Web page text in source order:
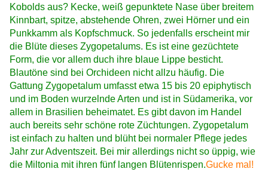
Kobolds aus? Kecke, weiß gepunktete Nase über breitem
Kinnbart, spitze, abstehende Ohren, zwei Hörner und ein
Punkkamm als Kopfschmuck. So jedenfalls erscheint mir
die Blüte dieses Zygopetalums. Es ist eine gezüchtete
Form, die vor allem duch ihre blaue Lippe besticht.
Blautöne sind bei Orchideen nicht allzu häufig. Die
Gattung Zygopetalum umfasst etwa 15 bis 20 epiphytisch
und im Boden wurzelnde Arten und ist in Südamerika, vor
allem in Brasilien beheimatet. Es gibt davon im Handel
auch bereits sehr schöne rote Züchtungen. Zygopetalum
ist einfach zu halten und blüht bei normaler Pflege jedes
Jahr zur Adventszeit. Bei mir allerdings nicht so üppig, wie
die Miltonia mit ihren fünf langen Blütenrispen.Gucke mal!